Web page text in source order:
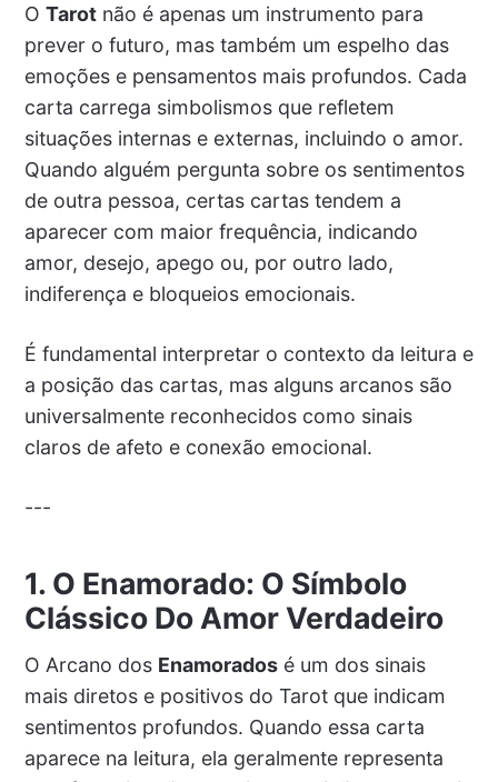
O Tarotnão é apenas um instrumento para
prever o futuro, mas também um espelho das
emoções e pensamentos mais profundos. Cada
carta carrega simbolismos que refletem
situações internas e externas, incluindo o amor.
Quando alguém pergunta sobre os sentimentos
de outra pessoa, certas cartas tendem a
aparecer com maior frequência, indicando
amor, desejo, apego ou, por outro lado,
indiferença e bloqueios emocionais.
É fundamental interpretar o contexto da leitura e
a posição das cartas, mas alguns arcanos são
universalmente reconhecidos como sinais
claros de afeto e conexão emocional.
---
1. O Enamorado: O Símbolo
Clássico Do Amor Verdadeiro
O Arcano dos Enamoradosé um dos sinais
mais diretos e positivos do Tarot que indicam
sentimentos profundos. Quando essa carta
aparece na leitura, ela geralmente representa